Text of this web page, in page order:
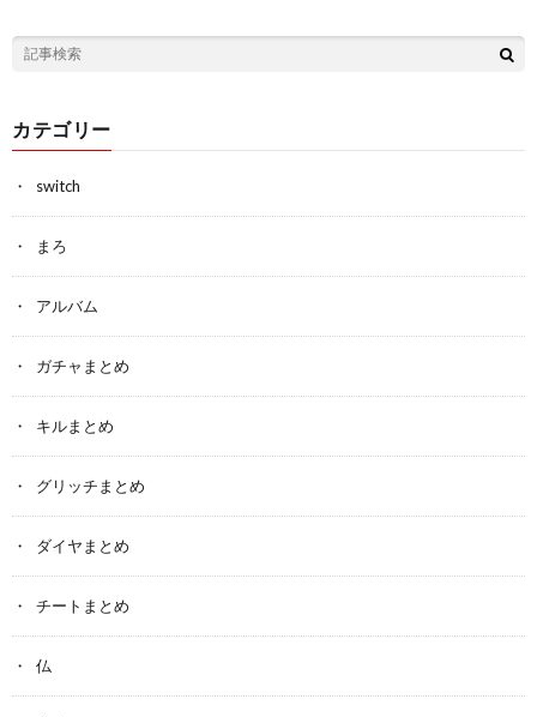
カテゴリー
switch
まろ
アルバム
ガチャまとめ
キルまとめ
グリッチまとめ
ダイヤまとめ
チートまとめ
仏